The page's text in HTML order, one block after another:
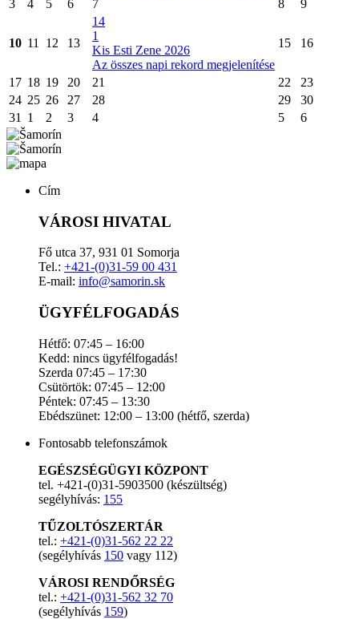
3 4 5 6 7 8 9
10 11 12 13
14
1
Kis Esti Zene 2026
Az összes napi rekord megjelenítése
15 16
17 18 19 20 21 22
23
24 25 26 27 28 29
30
31
1 2 3 4 5 6
Cím
VÁROSI HIVATAL
Fő utca 37, 931 01 Somorja
Tel.: +421-(0)31-59 00 431
E-mail: info@samorin.sk
ÜGYFÉLFOGADÁS
Hétfő: 07:45 – 16:00
Kedd: nincs ügyfélfogadás!
Szerda 07:45 – 17:30
Csütörtök: 07:45 – 12:00
Péntek: 07:45 – 13:30
Ebédszünet: 12:00 – 13:00 (hétfő, szerda)
Fontosabb telefonszámok
EGÉSZSÉGÜGYI KÖZPONT
tel. +421-(0)31-5903500 (készültség)
segélyhívás: 155
TŰZOLTÓSZERTÁR
tel.: +421-(0)31-562 22 22
(segélyhívás 150 vagy 112)
VÁROSI RENDŐRSÉG
tel.: +421-(0)31-562 32 70
(segélyhívás 159)